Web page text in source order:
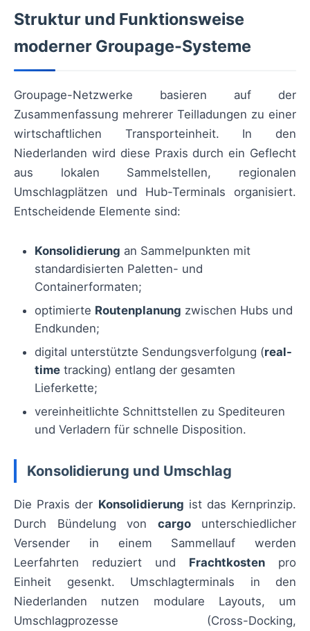
Struktur und Funktionsweise
moderner Groupage-Systeme
Groupage-Netzwerke basieren auf der
Zusammenfassung mehrerer Teilladungen zu einer
wirtschaftlichen Transporteinheit. In den
Niederlanden wird diese Praxis durch ein Geflecht
aus lokalen Sammelstellen, regionalen
Umschlagplätzen und Hub-Terminals organisiert.
Entscheidende Elemente sind:
Konsolidierung an Sammelpunkten mit
standardisierten Paletten- und
Containerformaten;
optimierte Routenplanung zwischen Hubs und
Endkunden;
digital unterstützte Sendungsverfolgung (real-
time tracking) entlang der gesamten
Lieferkette;
vereinheitlichte Schnittstellen zu Spediteuren
und Verladern für schnelle Disposition.
Konsolidierung und Umschlag
Die Praxis der Konsolidierung ist das Kernprinzip.
Durch Bündelung von cargounterschiedlicher
Versender in einem Sammellauf werden
Leerfahrten reduziert und Frachtkosten pro
Einheit gesenkt. Umschlagterminals in den
Niederlanden nutzen modulare Layouts, um
Umschlagprozesse (Cross-Docking,